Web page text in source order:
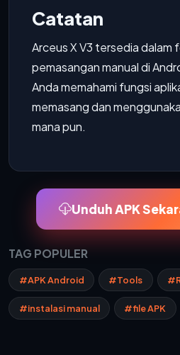
Catatan
Arceus X V3 tersedia dalam
pemasangan manual di
Anda memahami fungsi
memasang dan
mana pun.
Unduh APK
TAG POPULER
#APK Android #Tools
#instalasi manual #file APK